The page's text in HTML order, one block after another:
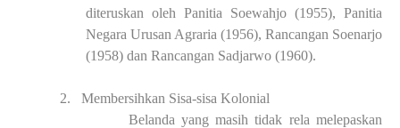
diteruskan oleh Panitia Soewahjo (1955), Panitia
Negara Urusan Agraria (1956), Rancangan Soenarjo
(1958) dan Rancangan Sadjarwo (1960).
2.
Membersihkan Sisa-sisa Kolonial
Belanda yang masih tidak rela melepaskan